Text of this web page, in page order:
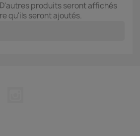
produits seront affichés
qu'ils seront ajoutés.